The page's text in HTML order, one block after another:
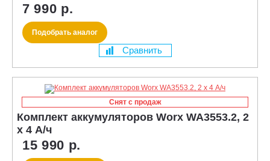
7 990 р.
Подобрать аналог
Сравнить
Снят с продаж
Комплект аккумуляторов Worx WA3553.2, 2
х 4 А/ч
15 990 р.